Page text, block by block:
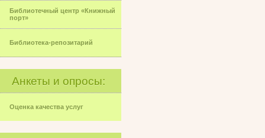
Библиотечный центр «Книжный
порт»
Библиотека-репозитарий
Анкеты и опросы:
Оценка качества услуг